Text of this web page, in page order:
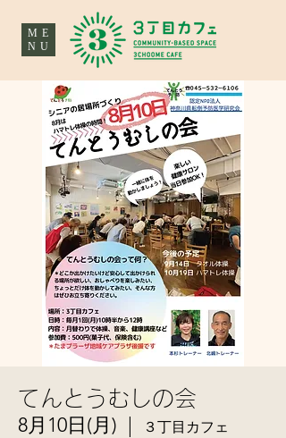
ME
NU
てんとうむしの会
8月10日(月) ３丁目カフェ